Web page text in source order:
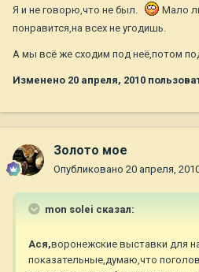
Я и не говорю,что не был.
Мало
понравится,на всех не угодишь.
А мы всё же сходим под неё,потом
Изменено 20 апреля, 2010
Золото мое
Опубликовано 20 апреля,
mon solei сказал:
Ася,воронежские выставки для
показательные,думаю,что